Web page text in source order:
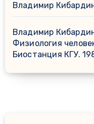
Владимир
Владимир
Физиология
Биостанция КГУ.